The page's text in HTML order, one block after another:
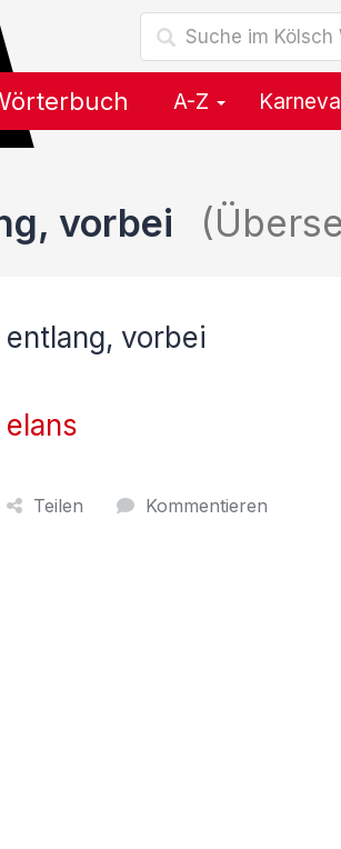
A-Z
vorbei
entlang, vorbei
elans
Teilen Kommentieren